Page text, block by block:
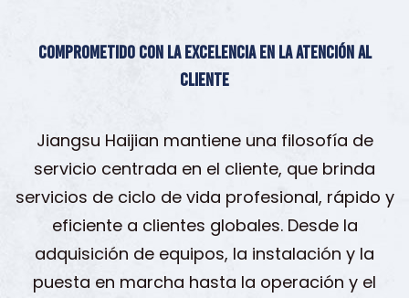
Comprometido con la excelencia en la atención al
cliente
Jiangsu Haijian mantiene una filosofía de
servicio centrada en el cliente, que brinda
servicios de ciclo de vida profesional, rápido y
eficiente a clientes globales. Desde la
adquisición de equipos, la instalación y la
puesta en marcha hasta la operación y el